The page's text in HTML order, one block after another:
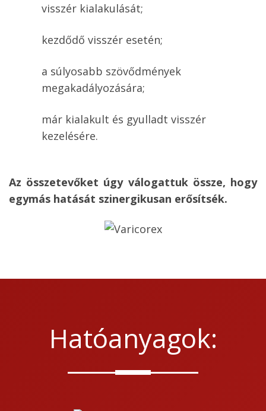
visszér kialakulását;
kezdődő visszér esetén;
a súlyosabb szövődmények
megakadályozására;
már kialakult és gyulladt visszér
kezelésére.
Az összetevőket úgy válogattuk össze, hogy
egymás hatását szinergikusan erősítsék.
Hatóanyagok: